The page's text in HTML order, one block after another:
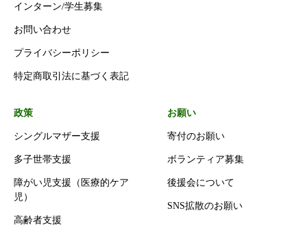
インターン/学生募集
お問い合わせ
プライバシーポリシー
特定商取引法に基づく表記
政策
シングルマザー支援
多子世帯支援
障がい児支援（医療的ケア
児）
高齢者支援
お願い
寄付のお願い
ボランティア募集
後援会について
SNS拡散のお願い